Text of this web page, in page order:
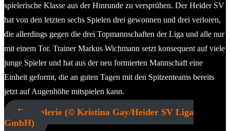
spielerische Klasse aus der Hinrunde zu versprühen. Der Heider SV
hat von den letzten sechs Spielen drei gewonnen und drei verloren,
die allerdings gegen die drei Topmannschaften der Liga und alle nur
mit einem Tor. Trainer Markus Wichmann setzt konsequent auf viele
junge Spieler und hat aus der neu formierten Mannschaft eine
Einheit geformt, die an guten Tagen mit den Spitzenteams bereits
jetzt auf Augenhöhe mitspielen kann.
Fotogalerie (© Kristina Gay/Heider SV Liga
GmbH)